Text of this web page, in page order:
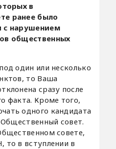
в
ранее было
с нарушением
общественных
один или несколько
то Ваша
сразу после
факта. Кроме того,
одного кандидата
совет.
совете,
в вступлении в